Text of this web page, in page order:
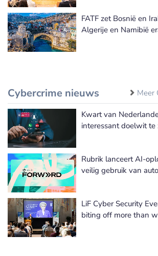
FATF zet Bosnië en
Algerije en Namibië
Cybercrime nieuws Meer
Kwart van
interessant doelwit te
Rubrik lanceert AI-
veilig gebruik van
LiF Cyber Security
biting off more than